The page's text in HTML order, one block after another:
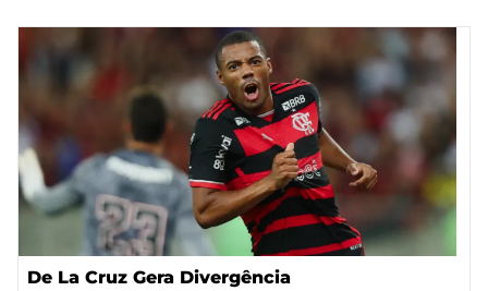
De La Cruz Gera Divergência